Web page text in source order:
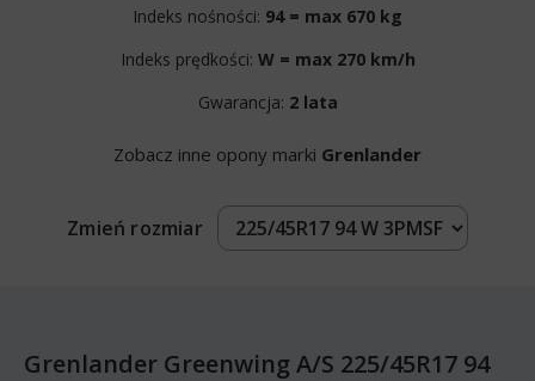
Indeks nośności: 94 = max 670 kg
Indeks prędkości: W = max 270 km/h
Gwarancja: 2 lata
Zobacz inne opony marki Grenlander
Zmień rozmiar
Grenlander Greenwing A/S 225/45R17 94